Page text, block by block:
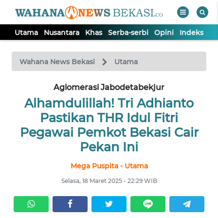
Utama Nusantara Khas Serba-serbi Opini Indeks
Wahana News Bekasi Utama
Aglomerasi Jabodetabekjur
Alhamdulillah! Tri Adhianto
Pastikan THR Idul Fitri
Pegawai Pemkot Bekasi Cair
Pekan Ini
Mega Puspita - Utama
Selasa, 18 Maret 2025 - 22:29 WIB
TV
Tutup
NUSANTARA
OPINI